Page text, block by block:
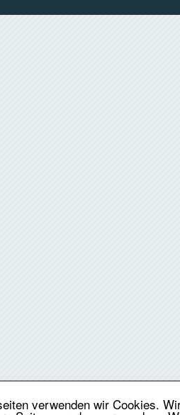
verwenden wir Cookies.